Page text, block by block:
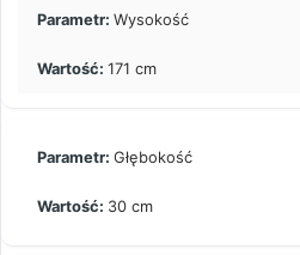
Wysokość
171 cm
Głębokość
30 cm